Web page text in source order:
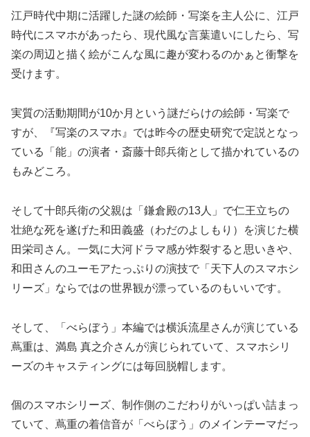
江戸時代中期に活躍した謎の絵師・写楽を主人公に、江戸
時代にスマホがあったら、現代風な言葉遣いにしたら、写
楽の周辺と描く絵がこんな風に趣が変わるのかぁと衝撃を
受けます。
実質の活動期間が10か月という謎だらけの絵師・写楽で
すが、『写楽のスマホ』では昨今の歴史研究で定説となっ
ている「能」の演者・斎藤十郎兵衛として描かれているの
もみどころ。
そして十郎兵衛の父親は「鎌倉殿の13人」で仁王立ちの
壮絶な死を遂げた和田義盛（わだのよしもり）を演じた横
田栄司さん。一気に大河ドラマ感が炸裂すると思いきや、
和田さんのユーモアたっぷりの演技で「天下人のスマホシ
リーズ」ならではの世界観が漂っているのもいいです。
そして、「べらぼう」本編では横浜流星さんが演じている
蔦重は、満島 真之介さんが演じられていて、スマホシリ
ーズのキャスティングには毎回脱帽します。
個のスマホシリーズ、制作側のこだわりがいっぱい詰まっ
ていて、蔦重の着信音が「べらぼう」のメインテーマだっ